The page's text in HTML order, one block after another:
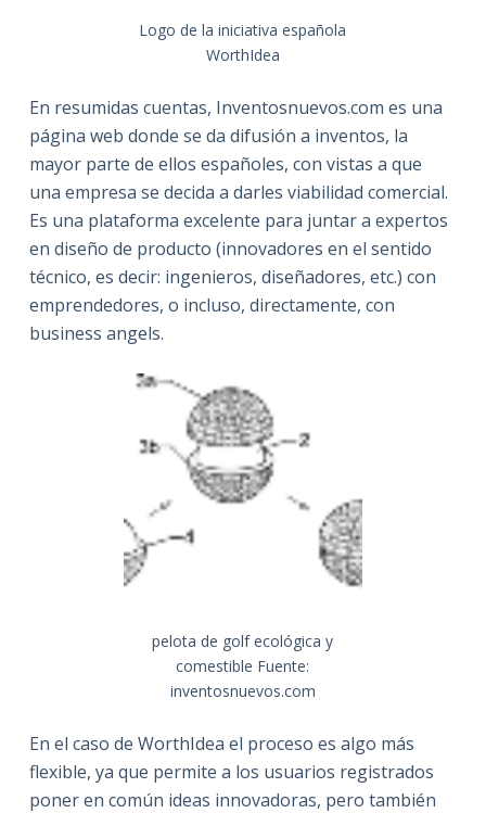
Logo de la iniciativa española
WorthIdea
En resumidas cuentas, Inventosnuevos.com es una
página web donde se da difusión a inventos, la
mayor parte de ellos españoles, con vistas a que
una empresa se decida a darles viabilidad comercial.
Es una plataforma excelente para juntar a expertos
en diseño de producto (innovadores en el sentido
técnico, es decir: ingenieros, diseñadores, etc.) con
emprendedores, o incluso, directamente, con
business angels.
pelota de golf ecológica y
comestible Fuente:
inventosnuevos.com
En el caso de WorthIdea el proceso es algo más
flexible, ya que permite a los usuarios registrados
poner en común ideas innovadoras, pero también